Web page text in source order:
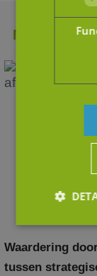
Meer
Waardering
tussen
Strikt